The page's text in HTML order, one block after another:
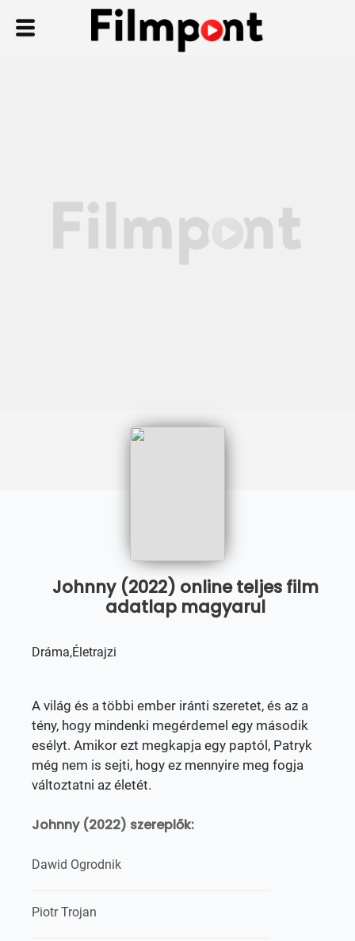
Johnny (2022) online teljes film
adatlap magyarul
Dráma,Életrajzi
A világ és a többi ember iránti szeretet, és az a
tény, hogy mindenki megérdemel egy második
esélyt. Amikor ezt megkapja egy paptól, Patryk
még nem is sejti, hogy ez mennyire meg fogja
változtatni az életét.
Johnny (2022) szereplők:
Dawid Ogrodnik
Piotr Trojan